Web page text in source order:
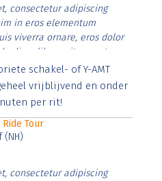
consectetur adipiscing
in eros elementum
viverra ornare, eros dolor
diam libero vitae erat.
cursus id rutrum lorem
risus tristique posuere.
schakel- of Y-AMT
vrijblijvend en onder
per rit!
Ride Tour
(NH)
consectetur adipiscing